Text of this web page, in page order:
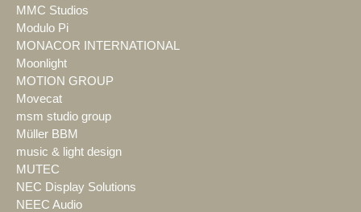
MMC Studios
Modulo Pi
MONACOR INTERNATIONAL
Moonlight
MOTION GROUP
Movecat
msm studio group
Müller BBM
music & light design
MUTEC
NEC Display Solutions
NEEC Audio